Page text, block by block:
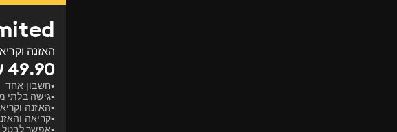
האזנה
49.90 ש"ח
חשבון אחד
גישה בלתי
האזנה
קריאה
אפשר לבטל